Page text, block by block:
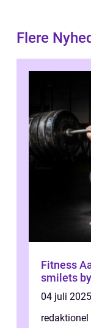
Flere
Fitness
smilets by
04 juli 2025
redaktionel